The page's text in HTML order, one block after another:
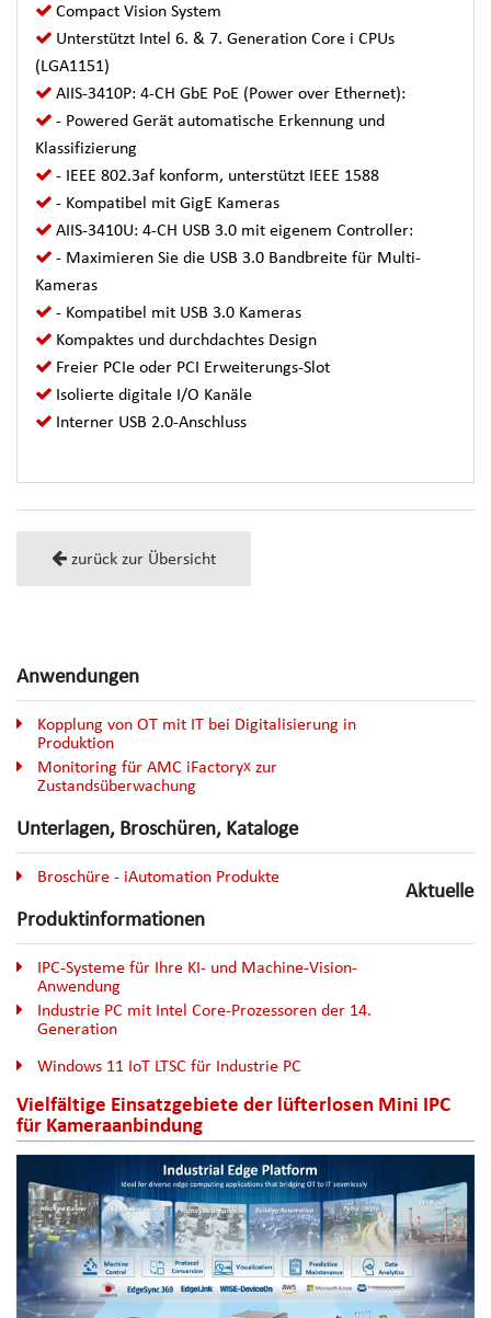
Compact Vision System
Unterstützt Intel 6. & 7. Generation Core i CPUs
(LGA1151)
AIIS-3410P: 4-CH GbE PoE (Power over Ethernet):
- Powered Gerät automatische Erkennung und
Klassifizierung
- IEEE 802.3af konform, unterstützt IEEE 1588
- Kompatibel mit GigE Kameras
AIIS-3410U: 4-CH USB 3.0 mit eigenem Controller:
- Maximieren Sie die USB 3.0 Bandbreite für Multi-
Kameras
- Kompatibel mit USB 3.0 Kameras
Kompaktes und durchdachtes Design
Freier PCIe oder PCI Erweiterungs-Slot
Isolierte digitale I/O Kanäle
Interner USB 2.0-Anschluss
zurück zur Übersicht
Anwendungen
Kopplung von OT mit IT bei Digitalisierung in
Produktion
Monitoring für AMC iFactoryX zur
Zustandsüberwachung
Unterlagen, Broschüren, Kataloge
Broschüre - iAutomation Produkte
Aktuelle
Produktinformationen
IPC-Systeme für Ihre KI- und Machine-Vision-
Anwendung
Industrie PC mit Intel Core-Prozessoren der 14.
Generation
Windows 11 IoT LTSC für Industrie PC
Vielfältige Einsatzgebiete der lüfterlosen Mini IPC
für Kameraanbindung